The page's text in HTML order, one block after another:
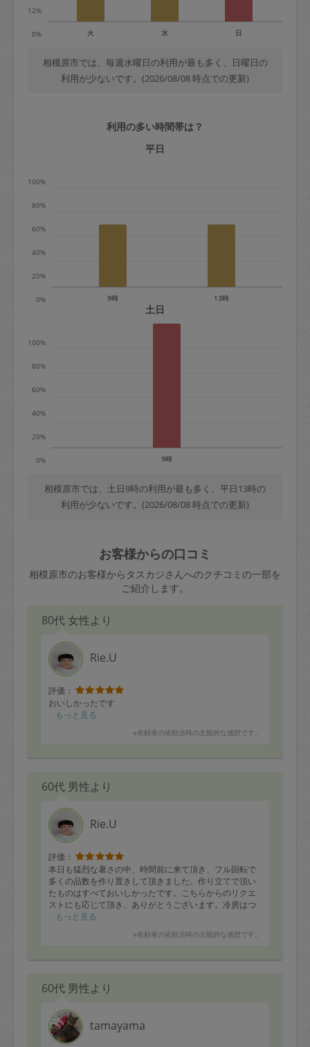
＋交通費全額
依頼者不在による当日キャンセル＝依頼
金額の100%＋交通費全額
定期契約をキャンセルする場合、毎週定
期は月2回まで隔週定期は月1回までキャ
※キャンセル料金の設定について：
定期依頼1回（3時間）の金額とスポット
0%
12%
火 水 日
相模原市では、毎週水曜日の利用が最も多く、日曜日の
利用が少ないです。(2026/08/08 時点での更新)
利用の多い時間帯は？
平日
0%
20%
40%
60%
80%
100%
9時 13時
土日
0%
20%
40%
60%
80%
100%
9時
相模原市では、土日9時の利用が最も多く、平日13時の
利用が少ないです。(2026/08/08 時点での更新)
お客様からの口コミ
相模原市のお客様からタスカジさんへのクチコミの一部を
ご紹介します。
80代 女性より
Rie.U
評価：
おいしかったです
もっと見る
※依頼者の依頼当時の主観的な感想です。
60代 男性より
Rie.U
評価：
本日も猛烈な暑さの中、時間前に来て頂き、フル回転で
多くの品数を作り置きして頂きました。作り立てで頂い
たものはすべておいしかったです。こちらからのリクエ
ストにも応じて頂き、ありがとうございます。冷房はつ
いていますが、火を使うキッチンは暑いので申し訳なく
もっと見る
※依頼者の依頼当時の主観的な感想です。
60代 男性より
tamayama